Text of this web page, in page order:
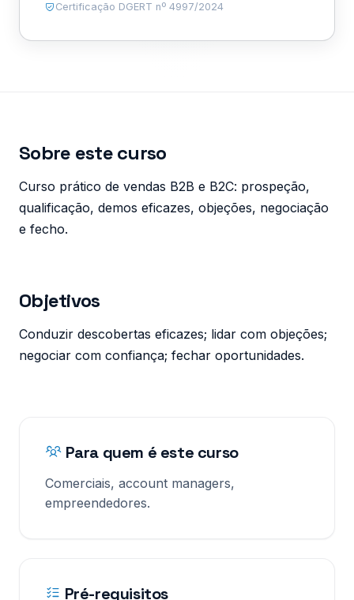
Certificação DGERT nº 4997/2024
Sobre este curso
Curso prático de vendas B2B e B2C: prospeção,
qualificação, demos eficazes, objeções, negociação
e fecho.
Objetivos
Conduzir descobertas eficazes; lidar com objeções;
negociar com confiança; fechar oportunidades.
Para quem é este curso
Comerciais, account managers,
empreendedores.
Pré-requisitos